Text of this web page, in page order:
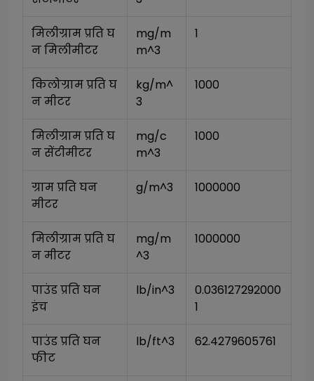
मिलीग्राम प्रति घ
न मिलीमीटर
mg/m
m^3
1
किलोग्राम प्रति घ
न मीटर
kg/m^
3
1000
मिलीग्राम प्रति घ
न सेंटीमीटर
mg/c
m^3
1000
ग्राम प्रति घन
मीटर
g/m^3 1000000
मिलीग्राम प्रति घ
न मीटर
mg/m
^3
1000000
पाउंड प्रति घन
इंच
lb/in^3
0.036127292000
1
पाउंड प्रति घन
फीट
lb/ft^3 62.4279605761